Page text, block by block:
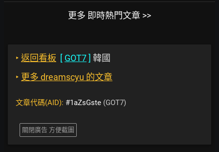
更多 即時熱門文章 >>
‣ 返回看板 [ GOT7] 韓國
‣ 更多 dreamscyu 的文章
文章代碼(AID): #1aZsGste (GOT7)
關閉廣告 方便截圖